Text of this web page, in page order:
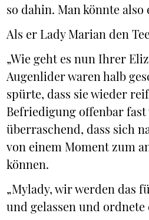
so dahin. Man könnte
Als er Lady Marian den
„Wie geht es nun Ihrer
Augenlider waren halb
spürte, dass sie wieder
Befriedigung offenbar
überraschend, dass sich
von einem Moment zum
können.
„Mylady, wir werden das
und gelassen und